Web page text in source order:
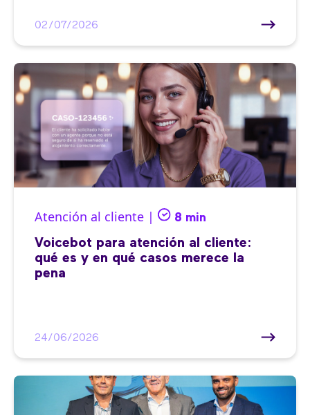
02/07/2026
Atención al cliente | 8 min
Voicebot para atención al cliente:
qué es y en qué casos merece la
pena
24/06/2026